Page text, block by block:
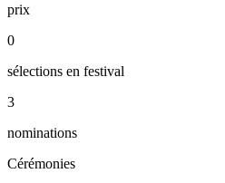
prix
0
sélections en festival
3
nominations
Cérémonies